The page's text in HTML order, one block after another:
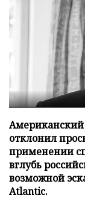
отклонил
применении
вглубь
возможной
Atlantic.